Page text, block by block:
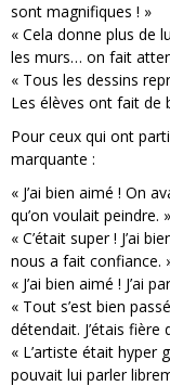
sont magnifiques ! »
« Cela donne plus de
les murs… on fait
« Tous les dessins
Les élèves ont fait de
Pour ceux qui ont
marquante :
« J’ai bien aimé ! On
qu’on voulait peindre.
« C’était super ! J’ai
nous a fait confiance.
« J’ai bien aimé ! J’ai
« Tout s’est bien
détendait. J’étais
« L’artiste était hyper
pouvait lui parler